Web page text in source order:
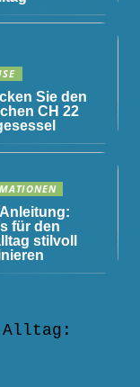
Sie den
CH 22
für den
stilvoll
Alltag: